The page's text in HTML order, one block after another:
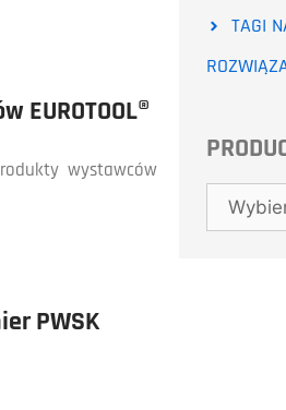
wystawców
PWSK
TAGI